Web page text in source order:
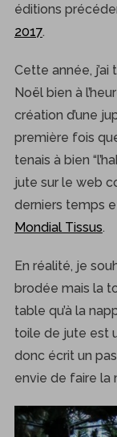
éditions
2017.
Cette année,
Noël bien à
création d’une
première fois
tenais à bien
jute sur le web
derniers temps
Mondial Tissus.
En réalité, je
brodée mais la
table qu’à la
toile de jute est
donc écrit un
envie de faire la